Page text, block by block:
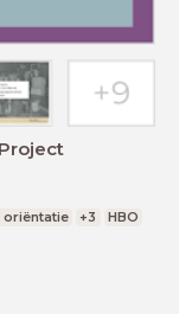
oriëntatie +3
HBO